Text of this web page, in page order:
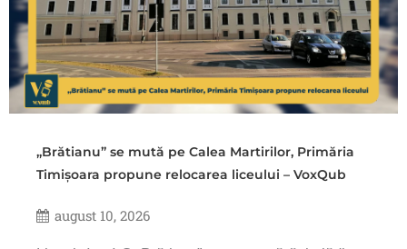
„Brătianu” se mută pe Calea Martirilor, Primăria
Timișoara propune relocarea liceului – VoxQub
august 10, 2026